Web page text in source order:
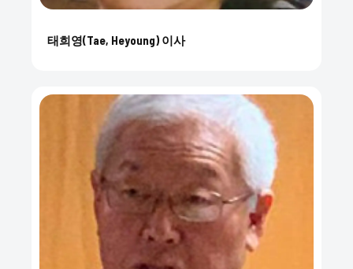
태희영(Tae, Heyoung) 이사